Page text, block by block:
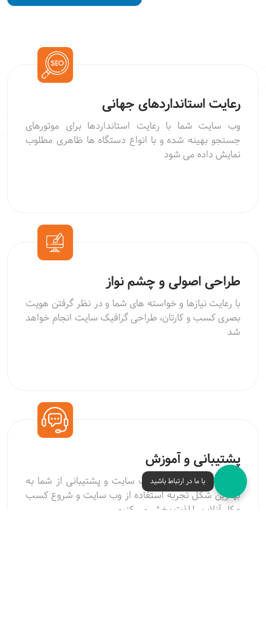
رعایت استانداردهای جهانی
وب سایت شما با رعایت استانداردها برای موتورهای
جستجو بهینه شده و با انواع دستگاه ها ظاهری مطلوب
نمایش داده می شود
طراحی اصولی و چشم نواز
با رعایت نیازها و خواسته های شما و در نظر گرفتن هویت
بصری کسب و کارتان، طراحی گرافیک سایت انجام خواهد
شد
پشتیبانی و آموزش
با آموزش کلیه امکانات وب سایت و پشتیبانی از شما به
بهترین شکل تجربه استفاده از وب سایت و شروع کسب
و کار آنلاین را لذت بخش می کنیم
با ما در ارتباط باشید